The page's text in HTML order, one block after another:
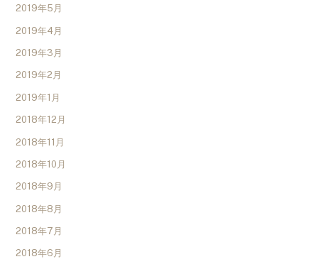
2019年5月
2019年4月
2019年3月
2019年2月
2019年1月
2018年12月
2018年11月
2018年10月
2018年9月
2018年8月
2018年7月
2018年6月